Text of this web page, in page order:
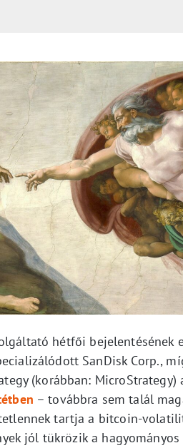
hétfői bejelentésének
SanDisk Corp.,
(korábban: MicroStrategy)
– továbbra sem talál
tartja a bitcoin-
jól tükrözik a